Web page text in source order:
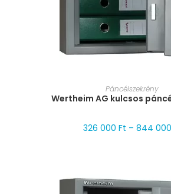
MÉRET VÁLASZTÁSA
Páncélszekrény
Wertheim AG kulcsos
326 000 Ft – 844 000